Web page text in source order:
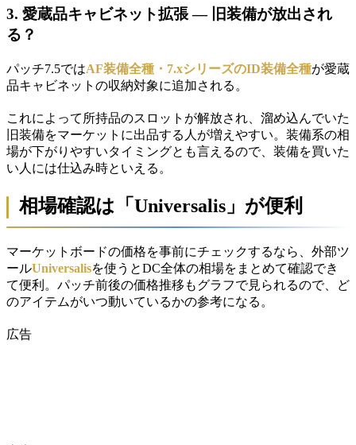
3. 愛蔵品キャビネット拡張 — 旧装備が放出され
る？
パッチ7.5ではAF装備全種・7.xシリーズのID装備全種が愛蔵
品キャビネットの収納対象に追加される。
これによって所持品のスロットが解放され、溜め込んでいた
旧装備をマーケットに出品する人が増えやすい。装備系の相
場が下がりやすいタイミングとも言えるので、装備を買いた
い人には仕込み時といえる。
相場確認は「Universalis」が便利
マーケットボードの価格を事前にチェックするなら、外部ツ
ールUniversalisを使うとDC全体の相場をまとめて確認でき
て便利。パッチ前後の価格推移もグラフで見られるので、ど
のアイテムがいつ動いているかの参考になる。
広告